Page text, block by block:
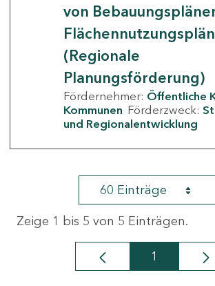
von
(Regionale
Planungsförderung)
Fördernehmer: Öffentliche
Kommunen Förderzweck:
und Regionalentwicklung
60 Einträge
Zeige 1 bis 5 von 5 Einträgen.
Seite
1